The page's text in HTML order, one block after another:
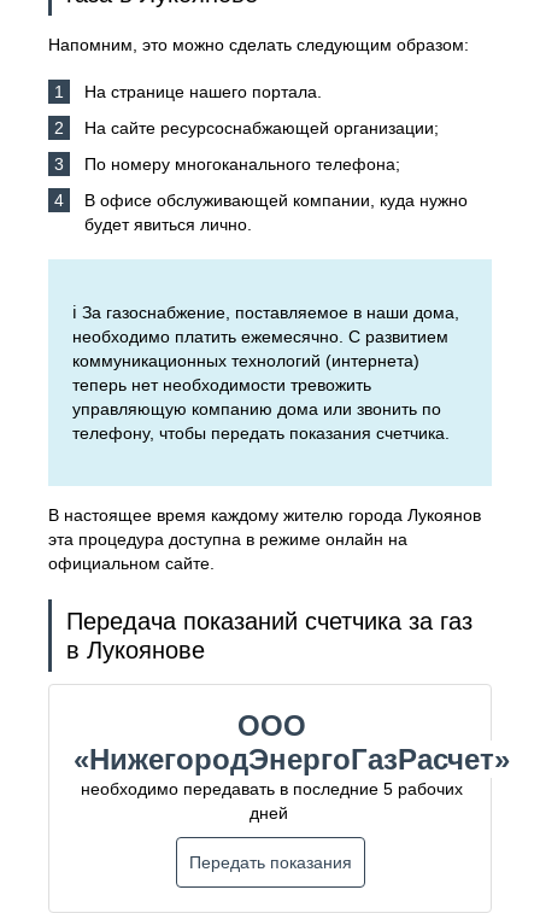
Напомним, это можно сделать следующим образом:
На странице нашего портала.
На сайте ресурсоснабжающей организации;
По номеру многоканального телефона;
В офисе обслуживающей компании, куда нужно
будет явиться лично.
ℹ️ За газоснабжение, поставляемое в наши дома,
необходимо платить ежемесячно. С развитием
коммуникационных технологий (интернета)
теперь нет необходимости тревожить
управляющую компанию дома или звонить по
телефону, чтобы передать показания счетчика.
В настоящее время каждому жителю города Лукоянов
эта процедура доступна в режиме онлайн на
официальном сайте.
Передача показаний счетчика за газ
в Лукоянове
ООО
«НижегородЭнергоГазРасчет»
необходимо передавать в последние 5 рабочих
дней
Передать показания